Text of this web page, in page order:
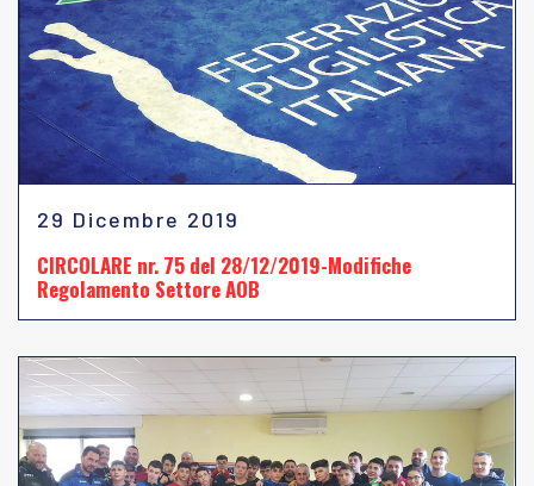
29 Dicembre 2019
CIRCOLARE nr. 75 del 28/12/2019-Modifiche
Regolamento Settore AOB